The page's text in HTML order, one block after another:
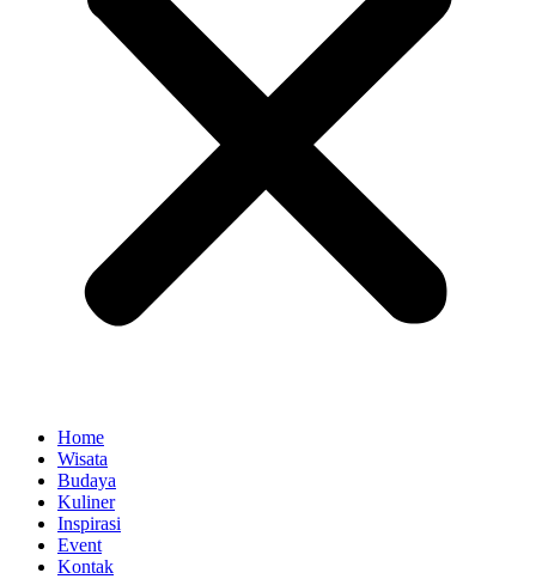
Home
Wisata
Budaya
Kuliner
Inspirasi
Event
Kontak